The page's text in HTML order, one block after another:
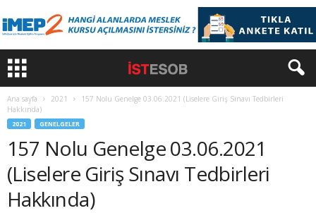
Ana sayfa 2021
157 Nolu Genelge 03.06.2021 (Liselere Giriş Sınavı Tedbirleri
Hakkında)
2021 GENELGELER
157 Nolu Genelge 03.06.2021
(Liselere Giriş Sınavı Tedbirleri
Hakkında)